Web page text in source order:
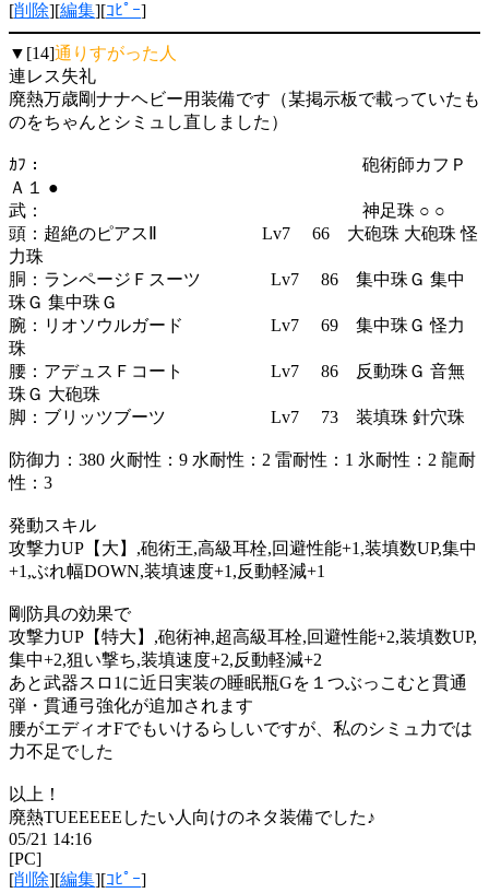
[削除][編集][ｺﾋﾟｰ]
▼[14]通りすがった人
連レス失礼
廃熱万歳剛ナナヘビー用装備です（某掲示板で載っていたも
のをちゃんとシミュし直しました）
ｶﾌ： 砲術師カフＰ
Ａ１ ●
武： 神足珠 ○ ○
頭：超絶のピアスⅡ Lv7 66 大砲珠 大砲珠 怪
力珠
胴：ランページＦスーツ Lv7 86 集中珠Ｇ 集中
珠Ｇ 集中珠Ｇ
腕：リオソウルガード Lv7 69 集中珠Ｇ 怪力
珠
腰：アデュスＦコート Lv7 86 反動珠Ｇ 音無
珠Ｇ 大砲珠
脚：ブリッツブーツ Lv7 73 装填珠 針穴珠
防御力：380 火耐性：9 水耐性：2 雷耐性：1 氷耐性：2 龍耐
性：3
発動スキル
攻撃力UP【大】,砲術王,高級耳栓,回避性能+1,装填数UP,集中
+1,ぶれ幅DOWN,装填速度+1,反動軽減+1
剛防具の効果で
攻撃力UP【特大】,砲術神,超高級耳栓,回避性能+2,装填数UP,
集中+2,狙い撃ち,装填速度+2,反動軽減+2
あと武器スロ1に近日実装の睡眠瓶Gを１つぶっこむと貫通
弾・貫通弓強化が追加されます
腰がエディオFでもいけるらしいですが、私のシミュ力では
力不足でした
以上！
廃熱TUEEEEEしたい人向けのネタ装備でした♪
05/21 14:16
[PC]
[削除][編集][ｺﾋﾟｰ]